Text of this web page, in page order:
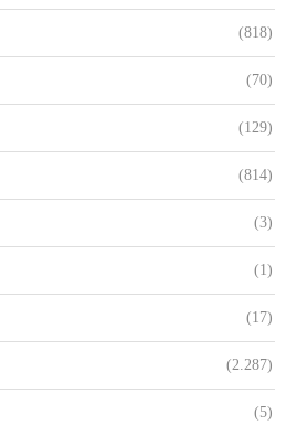
(818)
(70)
(129)
(814)
(3)
(1)
(17)
(2.287)
(5)